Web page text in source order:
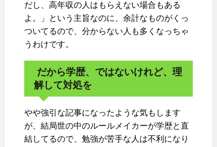
だし、高年収の人はもらえない場合もある
よ。」という主旨なのに、余計なものがくっ
ついてるので、分からない人も多くなっちゃ
うわけです。
だから学歴、ではないけれど、理
解して対処を
やや強引な記事になったような気もします
が、結局世の中のルールメイカーが学歴と直
結してるので、勉強が苦手な人は不利になり